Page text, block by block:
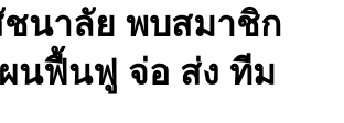
นาลัย พบสมาชิก
นฟื้นฟู จ่อ ส่ง ทีม